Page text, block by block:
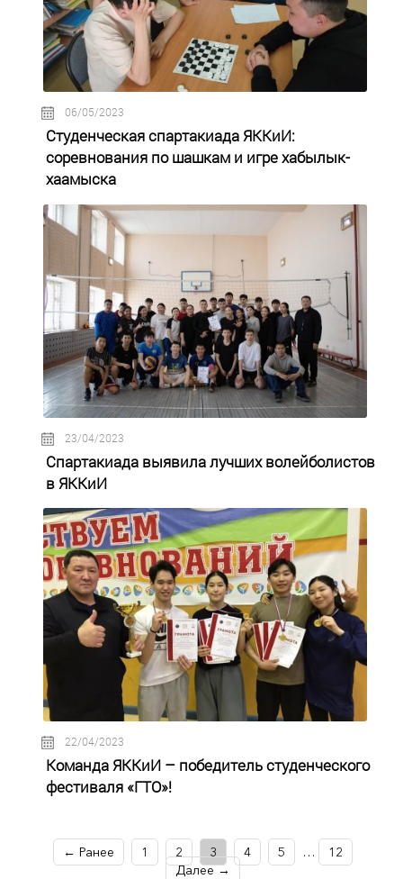
06/05/2023
Студенческая спартакиада ЯККиИ:
соревнования по шашкам и игре хабылык-
хаамыска
23/04/2023
Спартакиада выявила лучших волейболистов
в ЯККиИ
22/04/2023
Команда ЯККиИ – победитель студенческого
фестиваля «ГТО»!
← Ранее 1 2 3 4 5 …
12
Далее →